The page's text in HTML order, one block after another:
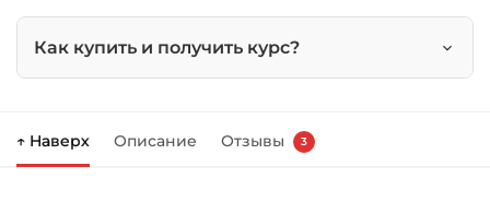
изделий
Как купить и получить курс?
Справа появится корзина — нажмите
↑ Наверх Описание Отзывы 3